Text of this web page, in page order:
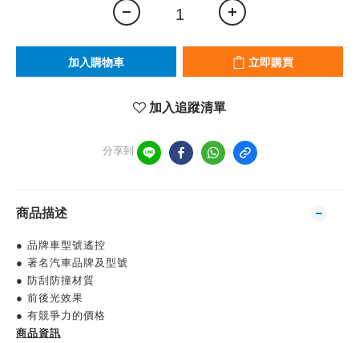
加入購物車 立即購買
加入追蹤清單
分享到
商品描述
● 品牌車型號遙控
● 著名汽車品牌及型號
● 防刮防撞材質
● 前後光效果
● 有競爭力的價格
商品資訊